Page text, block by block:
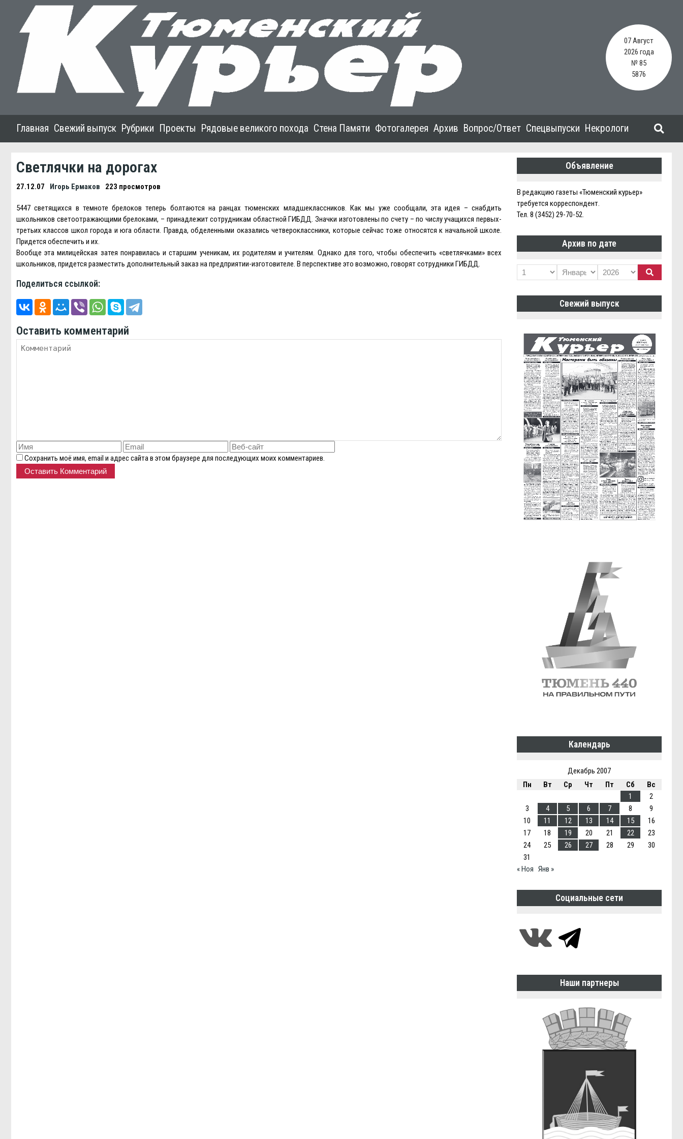
07 Август
2026 года
№ 85
5876
Главная Свежий выпуск Рубрики Проекты Рядовые великого похода Стена Памяти Фотогалерея Архив Вопрос/Ответ Спецвыпуски Некрологи
Светлячки на дорогах
27.12.07 Игорь Ермаков 223 просмотров
5447 светящихся в темноте брелоков теперь болтаются на ранцах тюменских младшеклассников. Как мы уже сообщали, эта идея – снабдить
школьников светоотражающими брелоками, – принадлежит сотрудникам областной ГИБДД. Значки изготовлены по счету – по числу учащихся первых-
третьих классов школ города и юга области. Правда, обделенными оказались четвероклассники, которые сейчас тоже относятся к начальной школе.
Придется обеспечить и их.
Вообще эта милицейская затея понравилась и старшим ученикам, их родителям и учителям. Однако для того, чтобы обеспечить «светлячками» всех
школьников, придется разместить дополнительный заказ на предприятии-изготовителе. В перспективе это возможно, говорят сотрудники ГИБДД.
Поделиться ссылкой:
Оставить комментарий
Сохранить моё имя, email и адрес сайта в этом браузере для последующих моих комментариев.
Объявление
В редакцию газеты «Тюменский курьер»
требуется корреспондент.
Тел. 8 (3452) 29-70-52.
Архив по дате
Свежий выпуск
Календарь
Декабрь 2007
Пн
Вт Ср Чт Пт Сб
Вс
1
2
3
4 5 6 7 8
9
10
11 12 13 14 15
16
17
18 19 20 21 22
23
24
25 26 27 28 29
30
31
« Ноя Янв »
Социальные сети
Наши партнеры